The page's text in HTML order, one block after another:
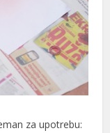
za upotrebu: